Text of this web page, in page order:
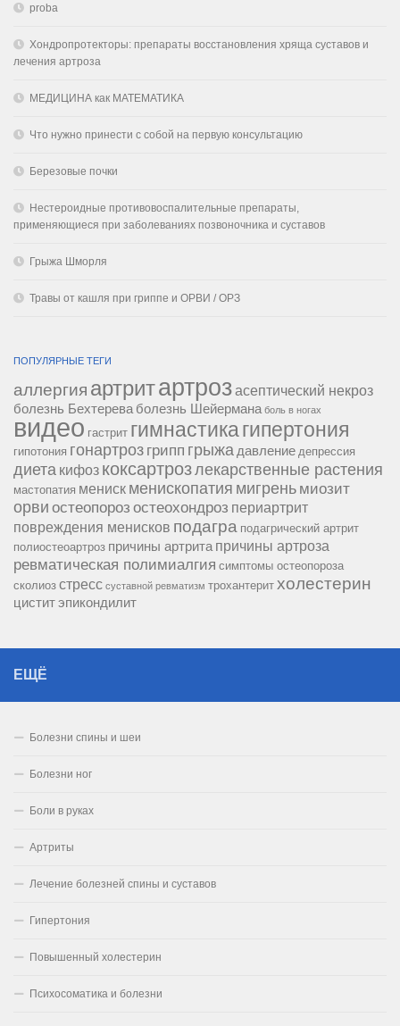
proba
Хондропротекторы: препараты восстановления хряща суставов и
лечения артроза
МЕДИЦИНА как МАТЕМАТИКА
Что нужно принести с собой на первую консультацию
Березовые почки
Нестероидные противовоспалительные препараты,
применяющиеся при заболеваниях позвоночника и суставов
Грыжа Шморля
Травы от кашля при гриппе и ОРВИ / ОРЗ
ПОПУЛЯРНЫЕ ТЕГИ
аллергия артритартрозасептический некроз
болезнь Бехтерева болезнь Шейермана боль в ногах
видео гастрит гимнастикагипертония
гипотония гонартроз грипп грыжа давление депрессия
диета кифоз коксартроз лекарственные растения
мастопатия мениск менископатия мигрень миозит
орви остеопороз остеохондроз периартрит
повреждения менисков подагра подагрический артрит
полиостеоартроз причины артрита причины артроза
ревматическая полимиалгия симптомы остеопороза
сколиоз стресс суставной ревматизм трохантерит холестерин
циститэпикондилит
ЕЩЁ
Болезни спины и шеи
Болезни ног
Боли в руках
Артриты
Лечение болезней спины и суставов
Гипертония
Повышенный холестерин
Психосоматика и болезни